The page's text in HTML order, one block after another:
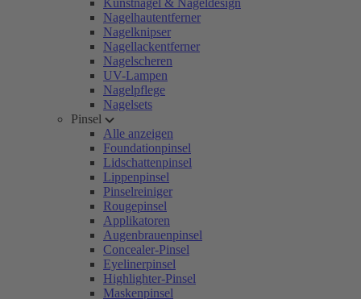
Kunstnägel & Nageldesign
Nagelhautentferner
Nagelknipser
Nagellackentferner
Nagelscheren
UV-Lampen
Nagelpflege
Nagelsets
Pinsel
Alle anzeigen
Foundationpinsel
Lidschattenpinsel
Lippenpinsel
Pinselreiniger
Rougepinsel
Applikatoren
Augenbrauenpinsel
Concealer-Pinsel
Eyelinerpinsel
Highlighter-Pinsel
Maskenpinsel